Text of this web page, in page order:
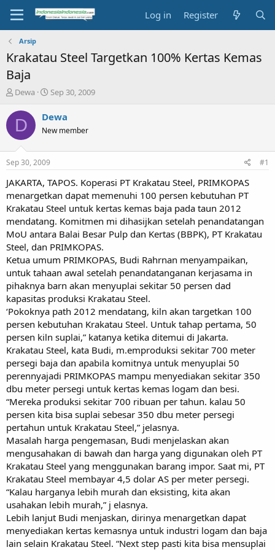
Log in Register
Arsip
Krakatau Steel Targetkan 100% Kertas Kemas
Baja
T
r
a
t
a
t
e
r
Dewa
S
a
t
e
Sep 30, 2009
D Dewa
New member
Sep 30, 2009 #1
JAKARTA, TAPOS. Koperasi PT Krakatau Steel, PRIMKOPAS
menargetkan dapat memenuhi 100 persen kebutuhan PT
Krakatau Steel untuk kertas kemas baja pada taun 2012
mendatang. Komitmen mi dihasijkan setelah penandatangan
MoU antara Balai Besar Pulp dan Kertas (BBPK), PT Krakatau
Steel, dan PRIMKOPAS.
Ketua umum PRIMKOPAS, Budi Rahrnan menyampaikan,
untuk tahaan awal setelah penandatanganan kerjasama in
pihaknya barn akan menyuplai sekitar 50 persen dad
kapasitas produksi Krakatau Steel.
‘Pokoknya path 2012 mendatang, kiln akan targetkan 100
persen kebutuhan Krakatau Steel. Untuk tahap pertama, 50
persen kiln suplai,” katanya ketika ditemui di Jakarta.
Krakatau Steel, kata Budi, m.emproduksi sekitar 700 meter
persegi baja dan apabila komitnya untuk menyuplai 50
perennyajadi PRIMKOPAS mampu menyediakan sekitar 350
dbu meter persegi untuk kertas kemas logam dan besi.
“Mereka produksi sekitar 700 ribuan per tahun. kalau 50
persen kita bisa suplai sebesar 350 dbu meter persegi
pertahun untuk Krakatau Steel,” jelasnya.
Masalah harga pengemasan, Budi menjelaskan akan
mengusahakan di bawah dan harga yang digunakan oleh PT
Krakatau Steel yang menggunakan barang impor. Saat mi, PT
Krakatau Steel membayar 4,5 dolar AS per meter persegi.
“Kalau harganya lebih murah dan eksisting, kita akan
usahakan lebih murah,” j elasnya.
Lebih lanjut Budi menjaskan, dirinya menargetkan dapat
menyediakan kertas kemasnya untuk industri logam dan baja
lain selain Krakatau Steel. “Next step pasti kita bisa mensuplai